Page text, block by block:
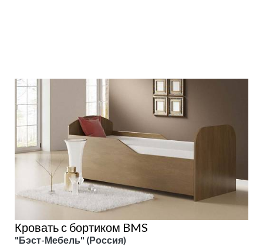
Кровать с бортиком BMS
"Бэст-Мебель" (Россия)